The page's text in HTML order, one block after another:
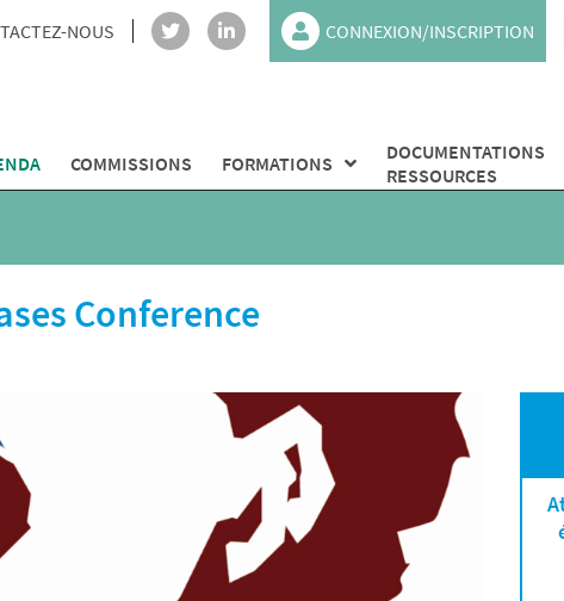
NOUS CONNEXION/INSCRIPTION
COMMISSIONS FORMATIONS
DOCUMENTATIONS
RESSOURCES
Conference